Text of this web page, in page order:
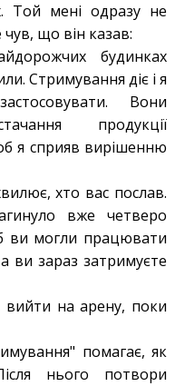
Той мені одразу не
що він казав:
будинках
Стримування діє і я
Вони
продукції
я сприяв вирішенню
хто вас послав.
вже четверо
ви могли працювати
ви зараз затримуєте
на арену, поки
помагає, як
нього потвори